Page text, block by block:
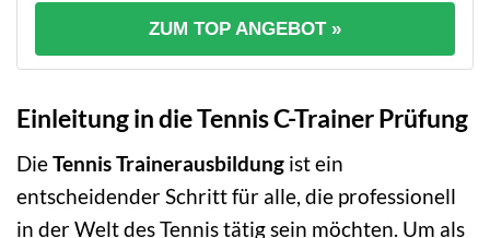
ZUM TOP ANGEBOT »
Einleitung in die Tennis C-Trainer Prüfung
DieTennis Trainerausbildung ist ein
entscheidender Schritt für alle, die professionell
in der Welt des Tennis tätig sein möchten. Um als